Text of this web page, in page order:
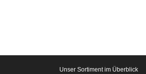
Unser Sortiment im Überblick